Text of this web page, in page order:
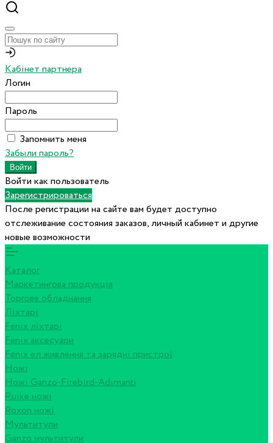
Кабінет партнера
Логин
Пароль
Запомнить меня
Забыли пароль?
Войти как пользователь
Зарегистрироваться
После регистрации на сайте вам будет доступно
отслеживание состояния заказов, личный кабинет и другие
новые возможности
Каталог
Маркетингова продукція
Торгове обладнання
Ліхтарі
Fenix ліхтарі
Fenix аксесуари
Fenix ел живлення та зарядні пристрої
Ножі
Ножі Ganzo-Firebird-Adimanti
Ruike ножі
Roxon ножi
Мультитули
Ganzo мультитули